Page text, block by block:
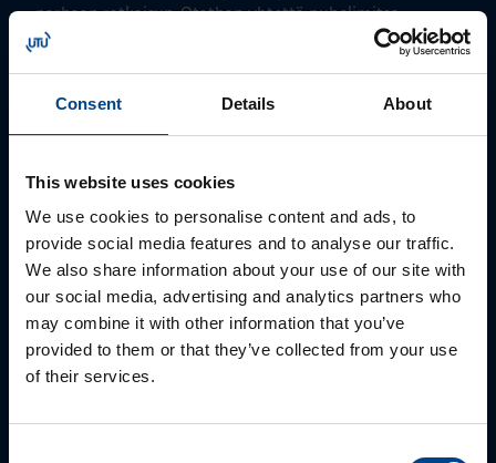
Consent Details About
This website uses cookies
We use cookies to personalise content and ads, to
provide social media features and to analyse our traffic.
We also share information about your use of our site with
our social media, advertising and analytics partners who
may combine it with other information that you’ve
provided to them or that they’ve collected from your use
of their services.
parhaan ratkaisun. Otathan yhtettä puhelimitse,
sähköpostitse tai verkkolomakkeen kautta.
Tekninen tuki
0207 463 515